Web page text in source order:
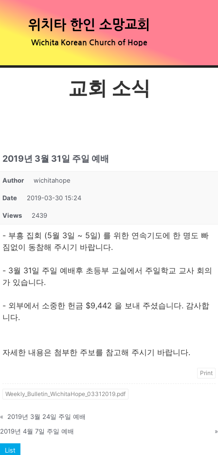
위치타 한인 소망교회
Wichita Korean Church of Hope
교회 소식
2019년 3월 31일 주일 예배
Author wichitahope
Date 2019-03-30 15:24
Views 2439
- 부흥 집회 (5월 3일 ~ 5일) 를 위한 연속기도에 한 명도 빠
짐없이 동참해 주시기 바랍니다.
- 3월 31일 주일 예배후 초등부 교실에서 주일학교 교사 회의
가 있습니다.
- 외부에서 소중한 헌금 $9,442 을 보내 주셨습니다. 감사합
니다.
자세한 내용은 첨부한 주보를 참고해 주시기 바랍니다.
Print
Weekly_Bulletin_WichitaHope_03312019.pdf
«
2019년 3월 24일 주일 예배
2019년 4월 7일 주일 예배
»
List